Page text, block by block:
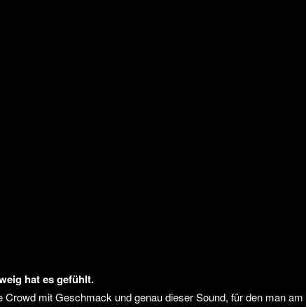
hat es gefühlt.
mit Geschmack und genau dieser Sound, für den man